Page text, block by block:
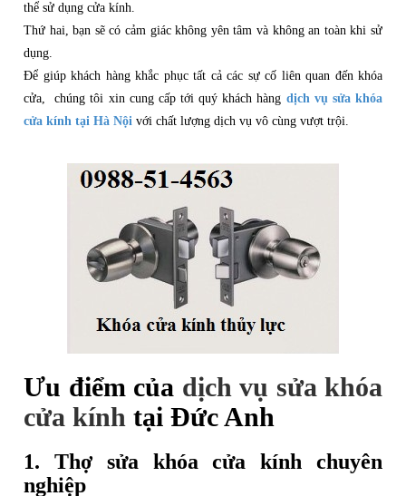
thể sử dụng cửa kính.
Thứ hai, bạn sẽ có cảm giác không yên tâm và không an toàn khi sử
dụng.
Để giúp khách hàng khắc phục tất cả các sự cố liên quan đến khóa
cửa, chúng tôi xin cung cấp tới quý khách hàng dịch vụ sửa khóa
cửa kính tại Hà Nội với chất lượng dịch vụ vô cùng vượt trội.
Ưu điểm của dịch vụ sửa khóa
cửa kính tại Đức Anh
1. Thợ sửa khóa cửa kính chuyên
nghiệp